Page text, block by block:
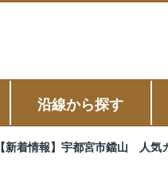
沿線から探す
【新着情報】宇都宮市鐺山 人気